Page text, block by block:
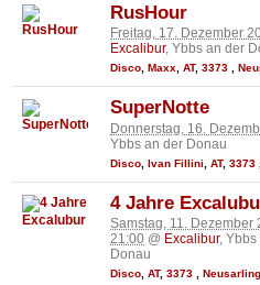
RusHour
Freitag, 17. Dezember
Excalibur, Ybbs an der
Disco Maxx AT, 3373
SuperNotte
Donnerstag, 16.
Ybbs an der Donau
Disco Ivan Fillini AT, 3373
4 Jahre
Samstag, 11. Dezember
21:00 @ Excalibur, Ybbs
Donau
Disco AT, 3373